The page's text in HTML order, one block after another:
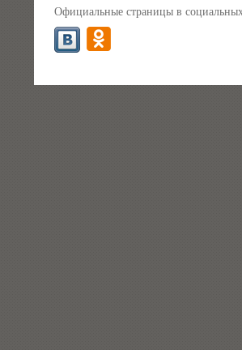
Официальные страницы в социальных